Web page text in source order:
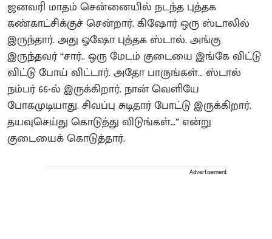
ஜனவரி மாதம் சென்னையில் நடந்த புத்தக
கண்காட்சிக்குச் சென்றார். கிஷோர் ஒரு ஸ்டாலில்
இருந்தார். அது ஓஷோ புத்தக ஸ்டால். அங்கு
இருந்தவர் “சார்.. ஒரு மேடம் குடையை இங்கே விட்டு
விட்டு போய் விட்டார். அதோ பாருங்கள்… ஸ்டால்
நம்பர் 66-ல் இருக்கிறார். நான் வெளியே
போகமுடியாது. சிவப்பு சுடிதார் போட்டு இருக்கிறார்.
தயவுசெய்து கொடுத்து விடுங்கள்…” என்று
குடையைக் கொடுத்தார்.
Advertisement